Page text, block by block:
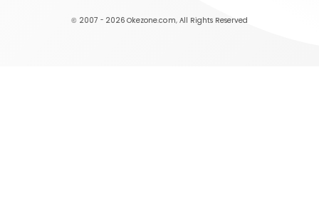
© 2007 - 2026 Okezone.com, All Rights Reserved